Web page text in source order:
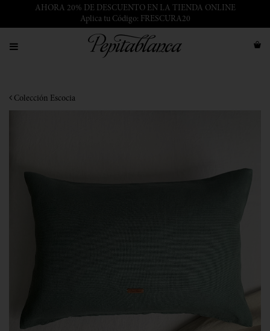
AHORA 20% DE DESCUENTO EN LA TIENDA ONLINE
Aplica tu Código: FRESCURA20
Colección Escocia